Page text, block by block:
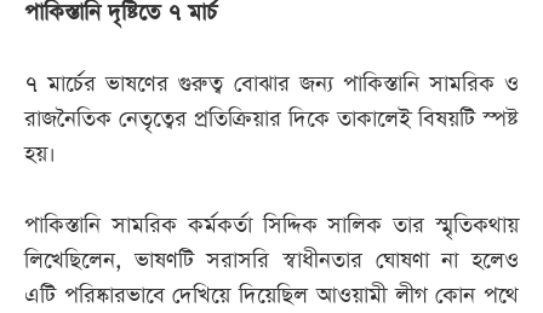
পাকিস্তানি দৃষ্টিতে ৭ মার্চ
৭ মার্চের ভাষণের গুরুত্ব বোঝার জন্য পাকিস্তানি সামরিক ও
রাজনৈতিক নেতৃত্বের প্রতিক্রিয়ার দিকে তাকালেই বিষয়টি স্পষ্ট
হয়।
পাকিস্তানি সামরিক কর্মকর্তা সিদ্দিক সালিক তার স্মৃতিকথায়
লিখেছিলেন, ভাষণটি সরাসরি স্বাধীনতার ঘোষণা না হলেও
এটি পরিষ্কারভাবে দেখিয়ে দিয়েছিল আওয়ামী লীগ কোন পথে